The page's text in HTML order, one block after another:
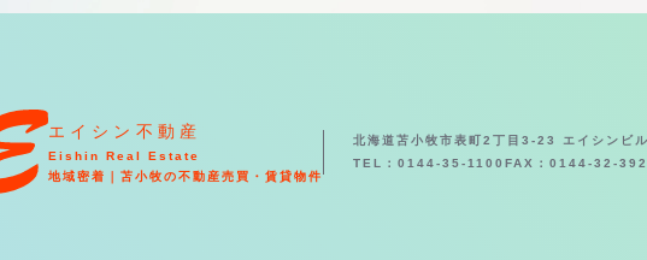
エイシン不動産
Eishin Real Estate
地域密着｜苫小牧の不動産売買・賃貸物件
北海道苫小牧市表町2丁目3-23 エイシンビ
TEL：0144-35-1100 FAX：0144-32-